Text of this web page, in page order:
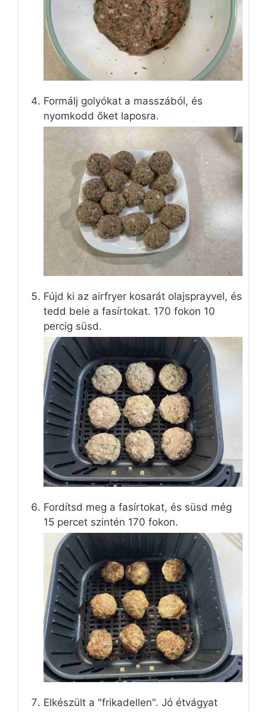
Formálj golyókat a masszából, és
nyomkodd őket laposra.
Fújd ki az airfryer kosarát olajsprayvel, és
tedd bele a fasírtokat. 170 fokon 10
percig süsd.
Fordítsd meg a fasírtokat, és süsd még
15 percet szintén 170 fokon.
Elkészült a "frikadellen". Jó étvágyat